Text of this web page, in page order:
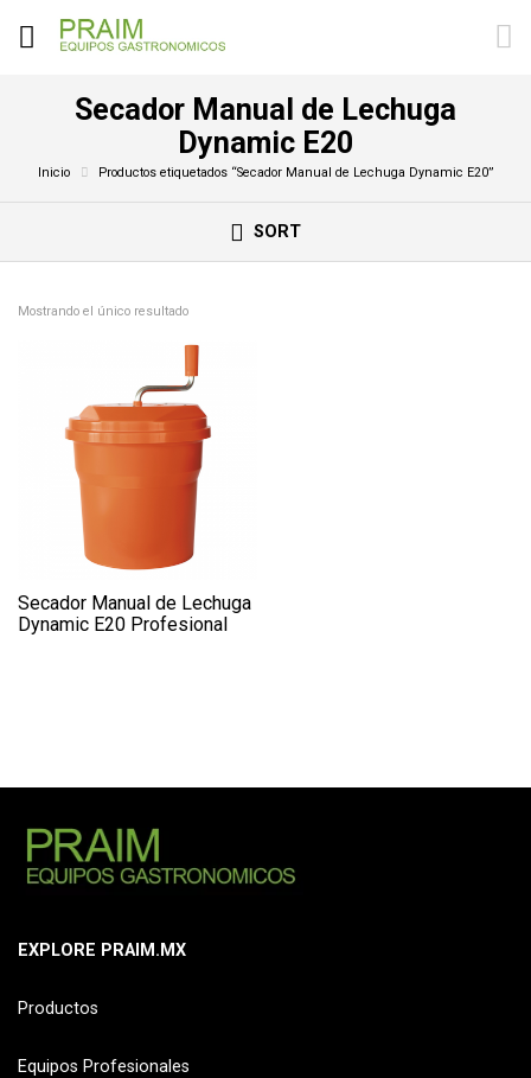
Secador Manual de Lechuga
Dynamic E20
Inicio Productos etiquetados “Secador Manual de Lechuga Dynamic E20”
SORT
Mostrando el único resultado
Secador Manual de Lechuga
Dynamic E20 Profesional
EXPLORE PRAIM.MX
Productos
Equipos Profesionales